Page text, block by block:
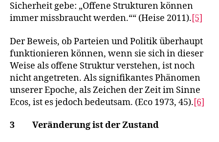
Sicherheit gebe: „Offene Strukturen können
immer missbraucht werden.““ (Heise 2011).[5]
Der Beweis, ob Parteien und Politik überhaupt
funktionieren können, wenn sie sich in dieser
Weise als offene Struktur verstehen, ist noch
nicht angetreten. Als signifikantes Phänomen
unserer Epoche, als Zeichen der Zeit im Sinne
Ecos, ist es jedoch bedeutsam. (Eco 1973, 45).[6]
3 Veränderung ist der Zustand